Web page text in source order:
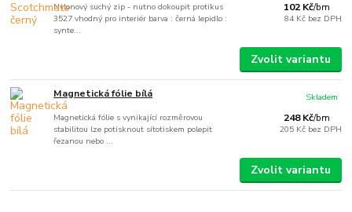
Nylonový suchý zip - nutno dokoupit protikus
3527 vhodný pro interiér barva : černá lepidlo :
synte...
102 Kč/bm
84 Kč bez DPH
Zvolit variantu
Magnetická fólie bílá
Magnetická fólie s vynikající rozměrovou
stabilitou lze potisknout sítotiskem polepit
řezanou nebo ...
248 Kč/bm
205 Kč bez DPH
Skladem
Zvolit variantu